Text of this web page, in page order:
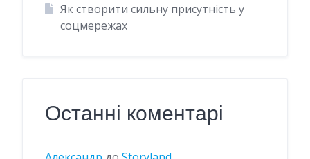
Як створити сильну присутність у
соцмережах
Останні коментарі